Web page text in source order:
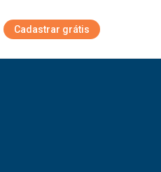
Cadastrar grátis